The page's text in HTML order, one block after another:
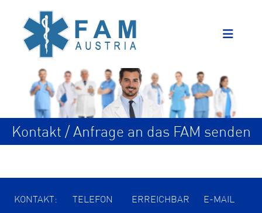
Kontakt / Anfrage an das FAM senden
KONTAKT: TELEFON ERREICHBAR E-MAIL